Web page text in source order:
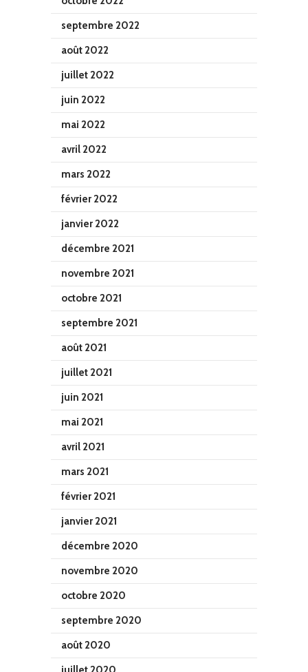
septembre 2022
août 2022
juillet 2022
juin 2022
mai 2022
avril 2022
mars 2022
février 2022
janvier 2022
décembre 2021
novembre 2021
octobre 2021
septembre 2021
août 2021
juillet 2021
juin 2021
mai 2021
avril 2021
mars 2021
février 2021
janvier 2021
décembre 2020
novembre 2020
octobre 2020
septembre 2020
août 2020